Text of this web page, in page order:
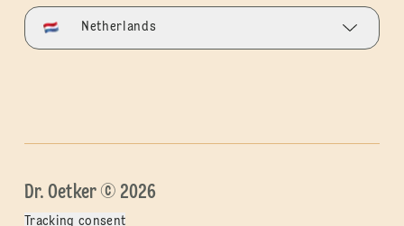
Netherlands
Dr. Oetker © 2026
Tracking consent